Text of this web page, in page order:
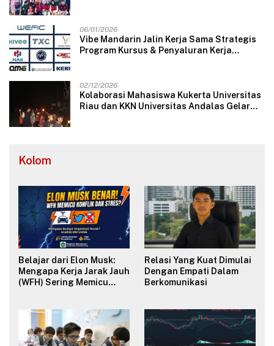
06/01/2026
Vibe Mandarin Jalin Kerja Sama Strategis
Program Kursus & Penyaluran Kerja
02/12/2026
Kolaborasi Mahasiswa Kukerta Universitas
Riau dan KKN Universitas Andalas Gelar
Kolom
Belajar dari Elon Musk:
Mengapa Kerja Jarak Jauh
(WFH) Sering Memicu
Relasi Yang Kuat Dimulai
Dengan Empati Dalam
Berkomunikasi